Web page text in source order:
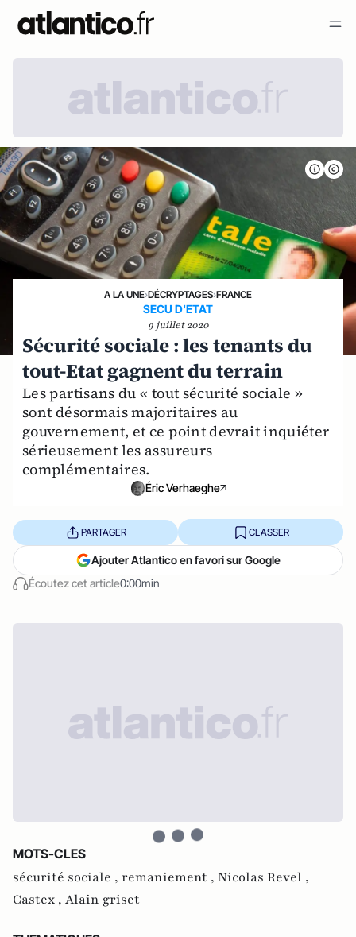
A LA UNE›DÉCRYPTAGES›FRANCE
SECU D'ETAT
9 juillet 2020
Sécurité sociale : les tenants du
tout-Etat gagnent du terrain
Les partisans du « tout sécurité sociale »
sont désormais majoritaires au
gouvernement, et ce point devrait inquiéter
sérieusement les assureurs
complémentaires.
Éric Verhaeghe
Écoutez cet article0:00min
PARTAGER CLASSER
Ajouter Atlantico en favori sur Google
MOTS-CLES
sécurité sociale , remaniement , Nicolas Revel ,
Castex , Alain griset